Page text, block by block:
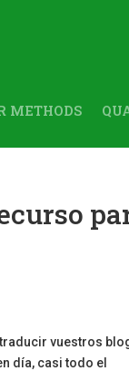
METHODS
vuestros
día, casi todo el